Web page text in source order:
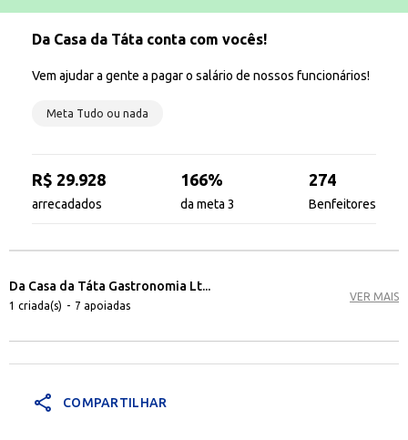
Da Casa da Táta conta com vocês!
Vem ajudar a gente a pagar o salário de nossos funcionários!
Meta Tudo ou nada
R$ 29.928
arrecadados
166%
da meta 3
274
Benfeitores
Da Casa da Táta Gastronomia Lt...
1 criada(s) - 7 apoiadas
VER MAIS
share COMPARTILHAR